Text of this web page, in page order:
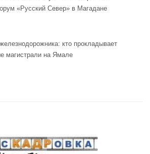
«Русский Север» в Магадане
кто прокладывает
магистрали на Ямале